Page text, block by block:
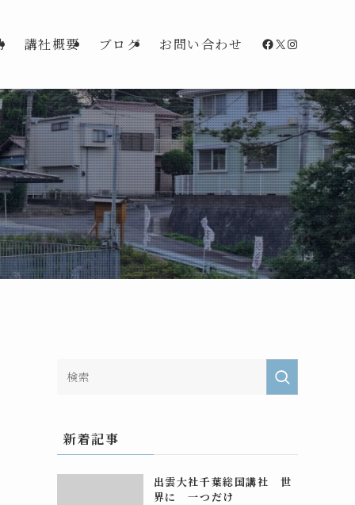
講社概要 ブログ お問い合わせ Facebook
X
新着記事
出雲大社千葉総国講社 世
界に 一つだけ